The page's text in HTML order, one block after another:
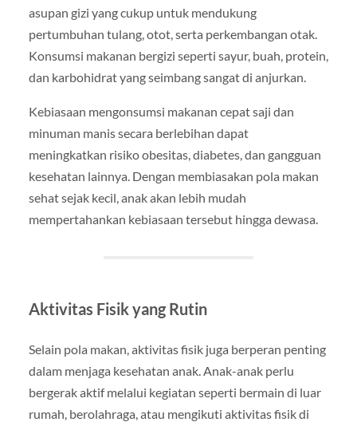
asupan gizi yang cukup untuk mendukung
pertumbuhan tulang, otot, serta perkembangan otak.
Konsumsi makanan bergizi seperti sayur, buah, protein,
dan karbohidrat yang seimbang sangat di anjurkan.
Kebiasaan mengonsumsi makanan cepat saji dan
minuman manis secara berlebihan dapat
meningkatkan risiko obesitas, diabetes, dan gangguan
kesehatan lainnya. Dengan membiasakan pola makan
sehat sejak kecil, anak akan lebih mudah
mempertahankan kebiasaan tersebut hingga dewasa.
Aktivitas Fisik yang Rutin
Selain pola makan, aktivitas fisik juga berperan penting
dalam menjaga kesehatan anak. Anak-anak perlu
bergerak aktif melalui kegiatan seperti bermain di luar
rumah, berolahraga, atau mengikuti aktivitas fisik di